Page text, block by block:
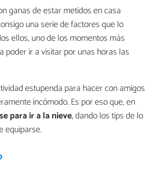
ganas de estar metidos en casa
una serie de factores que lo
ellos, uno de los momentos más
ir a visitar por unas horas las
estupenda para hacer con amigos
incómodo. Es por eso que, en
para ir a la nieve, dando los tips de lo
equiparse.